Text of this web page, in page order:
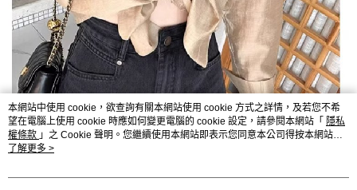
本網站中使用 cookie，欲查詢有關本網站使用 cookie 方式之詳情，及若您不希
望在電腦上使用 cookie 時應如何變更電腦的 cookie 設定，請參閱本網站「 隱私
權條款 」之 Cookie 聲明。您繼續使用本網站即表示您同意本公司得按本網站使
用條款之 Cookie 聲明使用 cookie。
了解更多 >